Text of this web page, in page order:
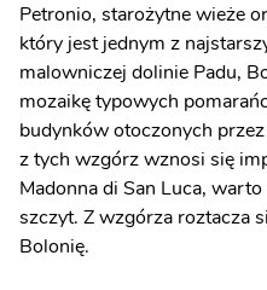
Petronio, starożytne wieże
który jest jednym z
malowniczej dolinie Padu,
mozaikę typowych
budynków otoczonych
z tych wzgórz wznosi się
Madonna di San Luca,
szczyt. Z wzgórza roztacza
Bolonię.